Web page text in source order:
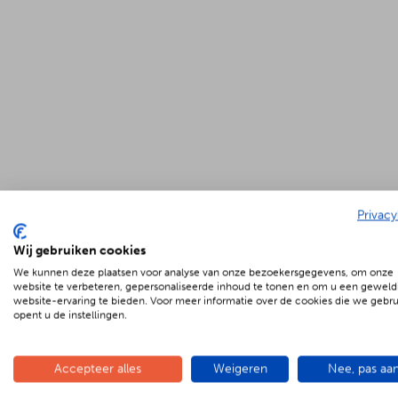
Wij gebruiken cookies
We kunnen deze plaatsen voor analyse van onze bezoekersgegevens, om onze
website te verbeteren, gepersonaliseerde inhoud te tonen en om u een
website-ervaring te bieden. Voor meer informatie over de cookies die we
opent u de instellingen.
Accepteer alles Weigeren Nee, pas